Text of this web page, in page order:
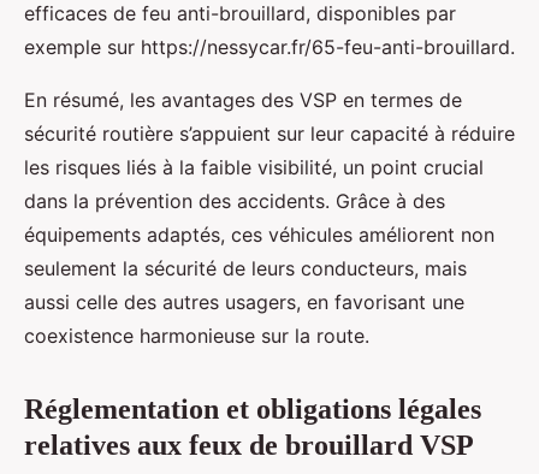
efficaces de feu anti-brouillard, disponibles par
exemple sur https://nessycar.fr/65-feu-anti-brouillard.
En résumé, les avantages des VSP en termes de
sécurité routière s’appuient sur leur capacité à réduire
les risques liés à la faible visibilité, un point crucial
dans la prévention des accidents. Grâce à des
équipements adaptés, ces véhicules améliorent non
seulement la sécurité de leurs conducteurs, mais
aussi celle des autres usagers, en favorisant une
coexistence harmonieuse sur la route.
Réglementation et obligations légales
relatives aux feux de brouillard VSP